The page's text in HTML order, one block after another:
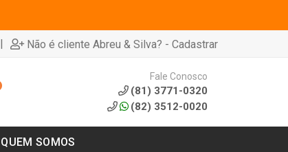
| Não é cliente Abreu & Silva? - Cadastrar
Fale Conosco
(81) 3771-0320
(82) 3512-0020
QUEM SOMOS